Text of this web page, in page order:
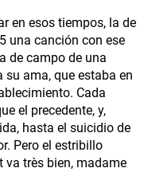
en esos tiempos, la de
una canción con ese
de campo de una
ama, que estaba en
Cada
el precedente, y,
hasta el suicidio de
Pero el estribillo
va très bien, madame